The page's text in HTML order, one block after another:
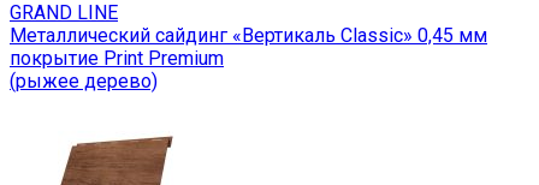
GRAND LINE
Металлический сайдинг «Вертикаль Classic» 0,45 мм
покрытие Print Premium
(рыжее дерево)